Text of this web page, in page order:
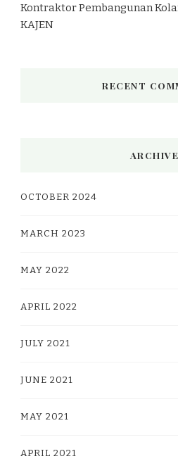
Kontraktor Pembangunan
KAJEN
RECENT
OCTOBER 2024
MARCH 2023
MAY 2022
APRIL 2022
JULY 2021
JUNE 2021
MAY 2021
APRIL 2021